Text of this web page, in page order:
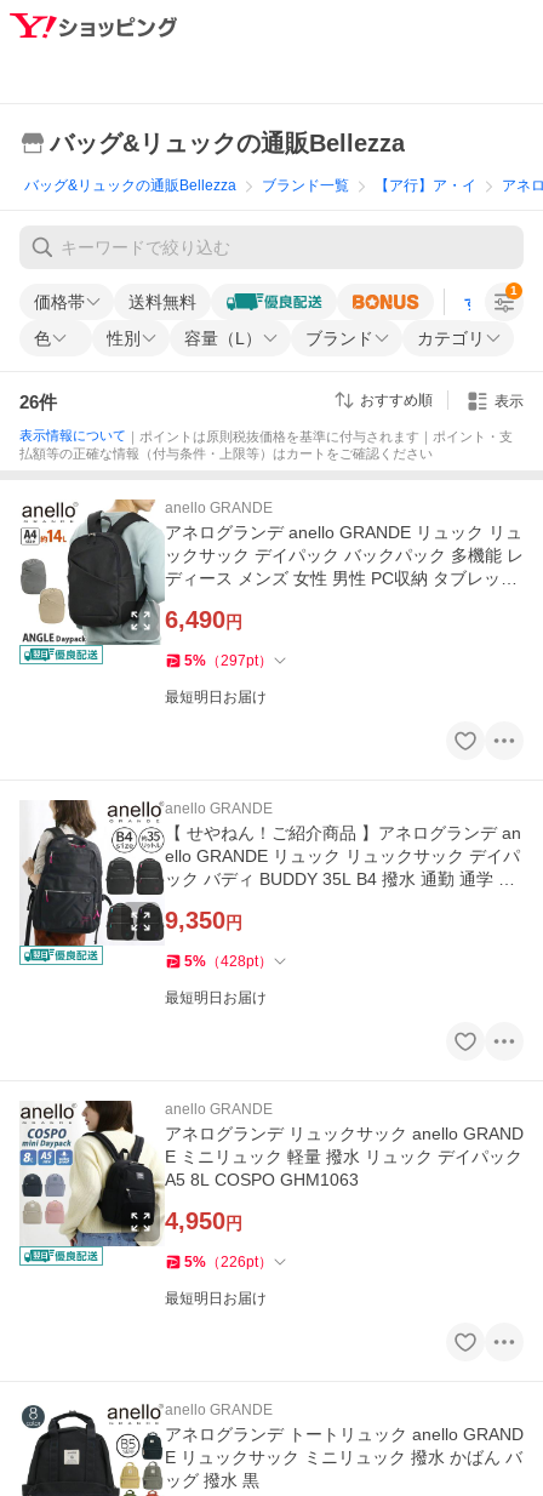
バッグ&リュックの通販Bellezza
バッグ&リュックの通販Bellezza ブランド一覧 【ア行】ア・イ アネ
価格帯 送料無料 すべての条
色 性別 容量（L） ブランド カテゴリ
1
26件 おすすめ順 表示
表示情報について ｜ポイントは原則税抜価格を基準に付与されます｜ポイント・支
払額等の正確な情報（付与条件・上限等）はカートをご確認ください
anello GRANDE
アネログランデ anello GRANDE リュック リュ
ックサック デイパック バックパック 多機能 レ
ディース メンズ 女性 男性 PC収納 タブレット
6,490円
5% （297pt）
最短明日お届け
anello GRANDE
【 せやねん！ご紹介商品 】アネログランデ an
ello GRANDE リュック リュックサック デイパ
ック バディ BUDDY 35L B4 撥水 通勤 通学 メ
9,350円
5% （428pt）
最短明日お届け
anello GRANDE
アネログランデ リュックサック anello GRAND
E ミニリュック 軽量 撥水 リュック デイパック
A5 8L COSPO GHM1063
4,950円
5% （226pt）
最短明日お届け
anello GRANDE
アネログランデ トートリュック anello GRAND
E リュックサック ミニリュック 撥水 かばん バ
ッグ 撥水 黒